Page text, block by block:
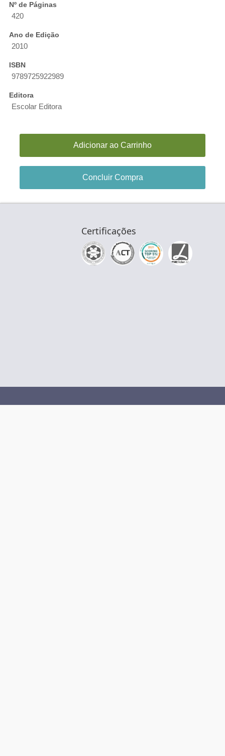
Nº de Páginas
420
Ano de Edição
2010
ISBN
9789725922989
Editora
Escolar Editora
Adicionar ao Carrinho
Concluir Compra
Certificações